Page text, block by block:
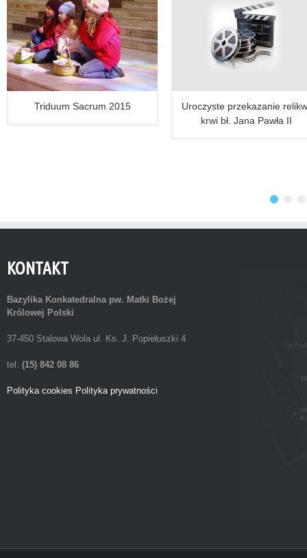
Triduum Sacrum 2015
Uroczyste przekazanie
krwi bł. Jana Pawła II
KONTAKT
Bazylika Konkatedralna pw. Matki Bożej
Królowej Polski
37-450 Stalowa Wola ul. Ks. J. Popiełuszki 4
tel. (15) 842 08 86
Polityka cookies Polityka prywatności